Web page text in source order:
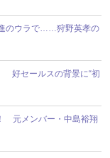
のウラで……狩野英孝の
好セールスの背景に“初
元メンバー・中島裕翔